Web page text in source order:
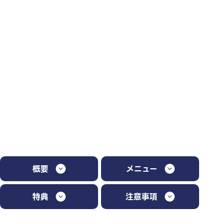
概要 メニュー
特典 注意事項